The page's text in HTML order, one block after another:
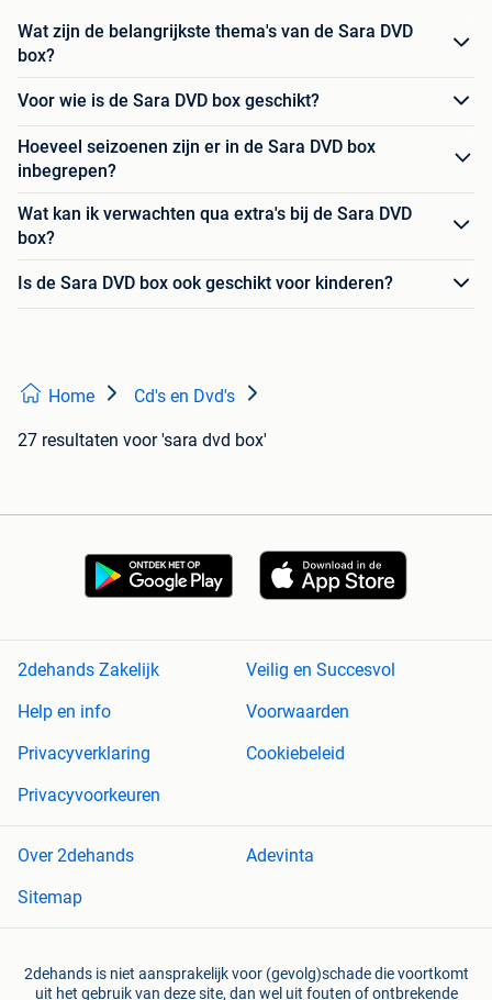
Wat zijn de belangrijkste thema's van de Sara DVD
box?
Voor wie is de Sara DVD box geschikt?
Hoeveel seizoenen zijn er in de Sara DVD box
inbegrepen?
Wat kan ik verwachten qua extra's bij de Sara DVD
box?
Is de Sara DVD box ook geschikt voor kinderen?
Home Cd's en Dvd's
27 resultaten voor 'sara dvd box'
2dehands Zakelijk
Veilig en Succesvol
Help en info
Voorwaarden
Privacyverklaring
Cookiebeleid
Privacyvoorkeuren
Over 2dehands
Adevinta
Sitemap
2dehands is niet aansprakelijk voor (gevolg)schade die voortkomt
uit het gebruik van deze site, dan wel uit fouten of ontbrekende